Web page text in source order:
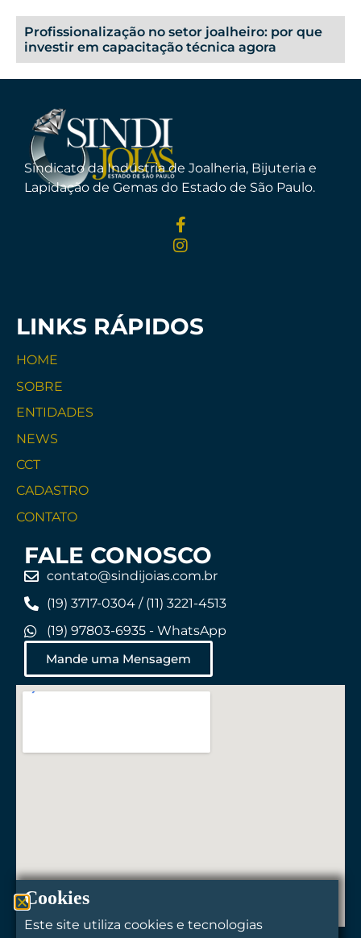
Profissionalização no setor joalheiro: por que
investir em capacitação técnica agora
Sindicato da Indústria de Joalheria, Bijuteria e
Lapidação de Gemas do Estado de São Paulo.
LINKS RÁPIDOS
HOME
SOBRE
ENTIDADES
NEWS
CCT
CADASTRO
CONTATO
FALE CONOSCO
contato@sindijoias.com.br
(19) 3717-0304 / (11) 3221-4513
(19) 97803-6935 - WhatsApp
Mande uma Mensagem
Cookies
Este site utiliza cookies e tecnologias